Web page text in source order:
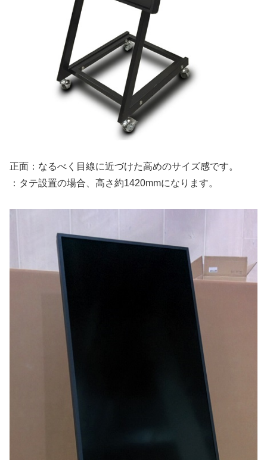
正面：なるべく目線に近づけた高めのサイズ感です。
：タテ設置の場合、高さ約1420mmになります。